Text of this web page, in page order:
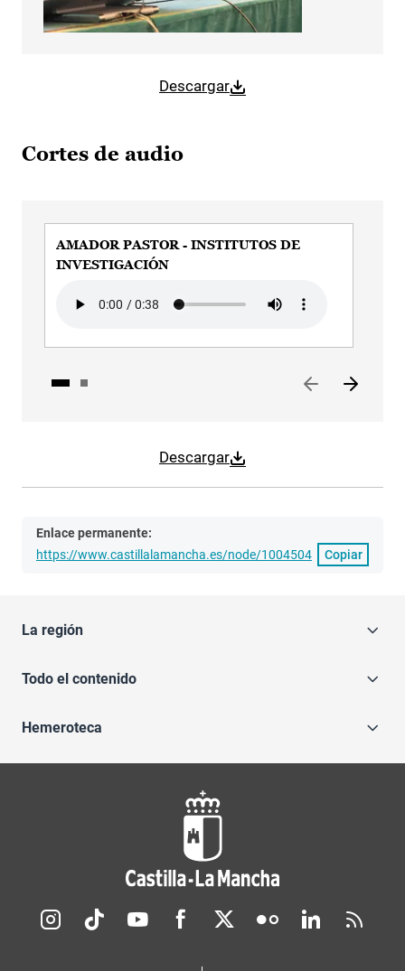
Descargar
Cortes de audio
Descargar
AMADOR PASTOR - INSTITUTOS DE
INVESTIGACIÓN
Enlace permanente:
https://www.castillalamancha.es/node/1004504
Copiar
La región
Todo el contenido
Hemeroteca
Redes sociales JCCM